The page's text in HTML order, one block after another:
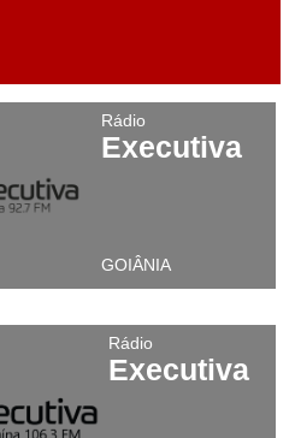
Rádio
Executiva
GOIÂNIA
Rádio
Executiva